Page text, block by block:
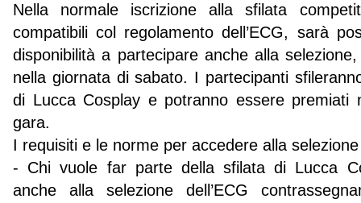
Nella normale iscrizione alla sfilata
compatibili col regolamento dell’ECG, sarà
disponibilità a partecipare anche alla
nella giornata di sabato. I partecipanti
di Lucca Cosplay e potranno essere premiati
gara.
I requisiti e le norme per accedere alla
- Chi vuole far parte della sfilata di Lucca
anche alla selezione dell’ECG